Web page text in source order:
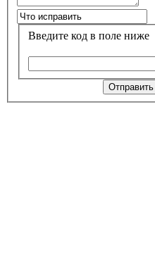
Введите код в поле ниже